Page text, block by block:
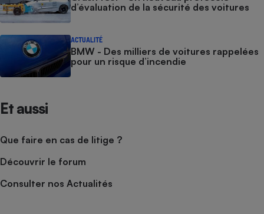
d’évaluation de la sécurité des voitures
ACTUALITÉ
BMW - Des milliers de voitures rappelées
pour un risque d’incendie
Et aussi
Que faire en cas de litige ?
Découvrir le forum
Consulter nos Actualités